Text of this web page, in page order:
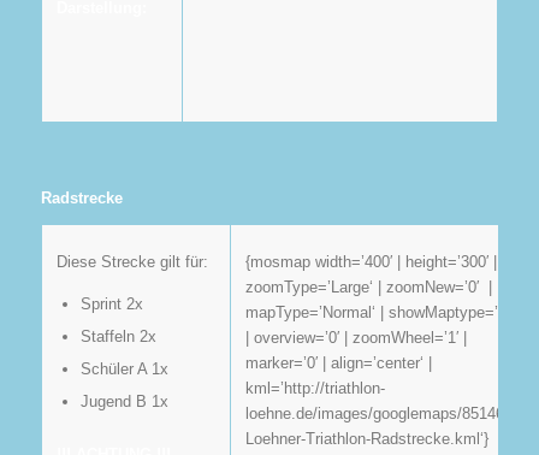
Radstrecke
Diese Strecke gilt für:
Sprint 2x
Staffeln 2x
Schüler A 1x
Jugend B 1x
{mosmap width=’400′ | height=’300′ |
zoomType=’Large‘ | zoomNew=’0′ |
mapType=’Normal‘ | showMaptype=’1′
| overview=’0′ | zoomWheel=’1′ |
marker=’0′ | align=’center‘ |
kml=’http://triathlon-
loehne.de/images/googlemaps/85146-
Loehner-Triathlon-Radstrecke.kml‘}